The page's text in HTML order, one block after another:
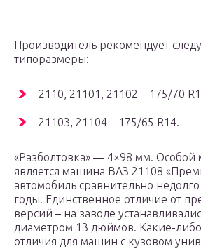
Производитель рекомендует
типоразмеры:
2110, 21101, 21102 – 175/70
21103, 21104 – 175/65 R14.
«Разболтовка» — 4×98 мм.
является машина ВАЗ 21108
автомобиль сравнительно недолго
годы. Единственное отличие от
версий – на заводе
диаметром 13 дюймов. Какие-
отличия для машин с кузовом